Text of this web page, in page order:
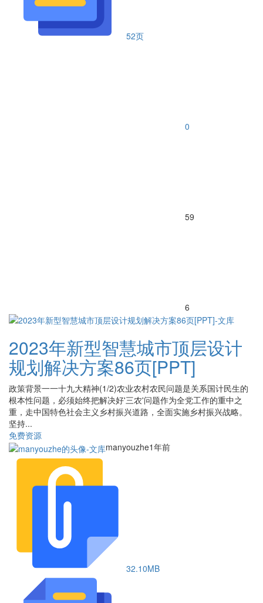
52页
0
59
6
2023年新型智慧城市顶层设计
规划解决方案86页[PPT]
政策背景一一十九大精神(1/2)农业农村农民问题是关系国计民生的
根本性问题，必须始终把解决好'三农'问题作为全党工作的重中之
重，走中国特色社会主义乡村振兴道路，全面实施乡村振兴战略。
坚持...
免费资源
manyouzhe1年前
32.10MB